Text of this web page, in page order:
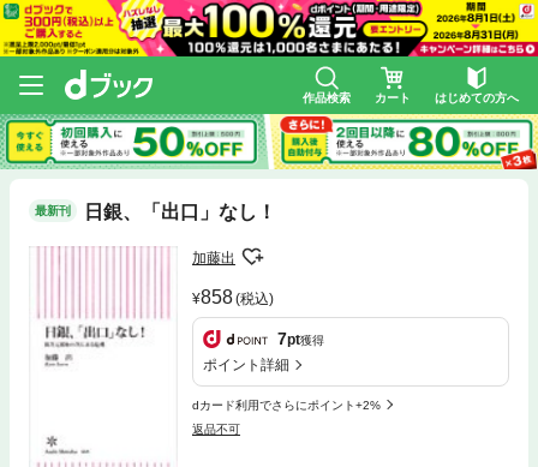
作品検索 カート はじめての方へ
最新刊 日銀、「出口」なし！
加藤出
858(税込)
7pt獲得
ポイント詳細
dカード利用でさらにポイント+2%
返品不可